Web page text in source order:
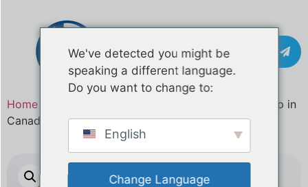
Contact
Home
/ 21ft mobiele voedseltrailer te koop in
Canada | CE- en DOT-gecertificeerd
We've detected you might be
speaking a different language.
Do you want to change to:
English
Change Language